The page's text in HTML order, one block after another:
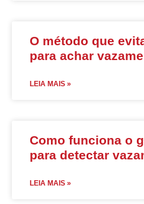
O método que
para achar
LEIA MAIS »
Como funciona o
para detectar
LEIA MAIS »